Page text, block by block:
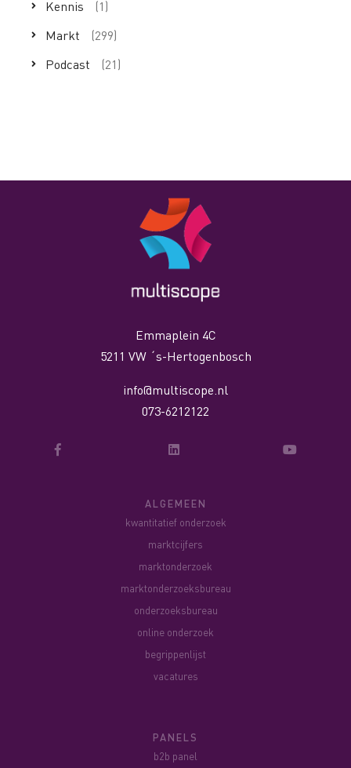
Kennis
(1)
Markt
(299)
Podcast
(21)
Emmaplein 4C
5211 VW ´s-Hertogenbosch
info@multiscope.nl
073-6212122
ALGEMEEN
kwantitatief onderzoek
marktcijfers
marktonderzoek
marktonderzoeksbureau
onderzoeksbureau
online onderzoek
begrippenlijst
vacatures
PANELS
b2b panel